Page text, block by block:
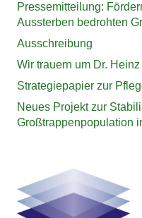
Pressemitteilung:
Aussterben bedrohten
Ausschreibung
Wir trauern um Dr.
Strategiepapier zur
Neues Projekt zur
Großtrappenpopulation